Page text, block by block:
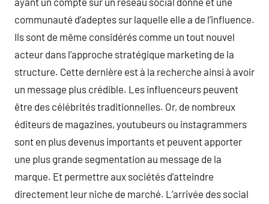
communauté d’adeptes sur laquelle elle a de l’influence.
Ils sont de même considérés comme un tout nouvel
acteur dans l’approche stratégique marketing de la
structure. Cette dernière est à la recherche ainsi à avoir
un message plus crédible. Les influenceurs peuvent
être des célébrités traditionnelles. Or, de nombreux
éditeurs de magazines, youtubeurs ou instagrammers
sont en plus devenus importants et peuvent apporter
une plus grande segmentation au message de la
marque. Et permettre aux sociétés d’atteindre
directement leur niche de marché. L’arrivée des social